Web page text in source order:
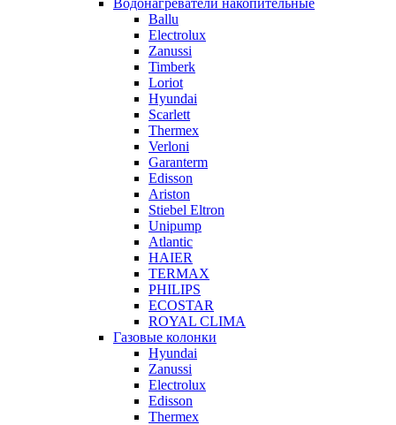
Водонагреватели накопительные
Ballu
Electrolux
Zanussi
Timberk
Loriot
Hyundai
Scarlett
Thermex
Verloni
Garanterm
Edisson
Ariston
Stiebel Eltron
Unipump
Atlantic
HAIER
TERMAX
PHILIPS
ECOSTAR
ROYAL CLIMA
Газовые колонки
Hyundai
Zanussi
Electrolux
Edisson
Thermex